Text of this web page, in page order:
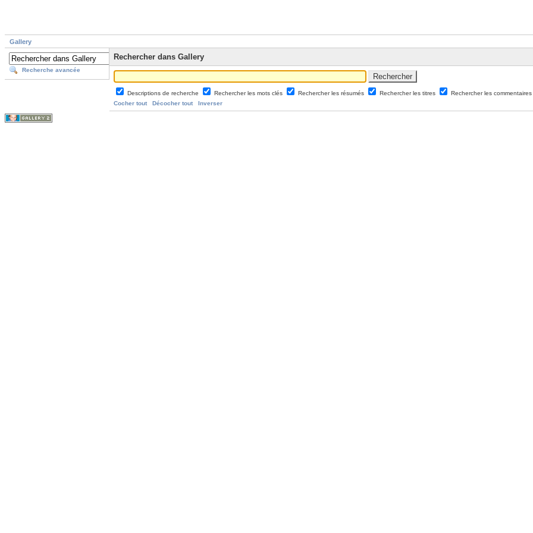
Gallery
Recherche avancée
Rechercher dans Gallery
Descriptions de recherche Rechercher les mots clés Rechercher les résumés Rechercher les titres
Rechercher les commentaires
Cocher tout
Décocher tout Inverser